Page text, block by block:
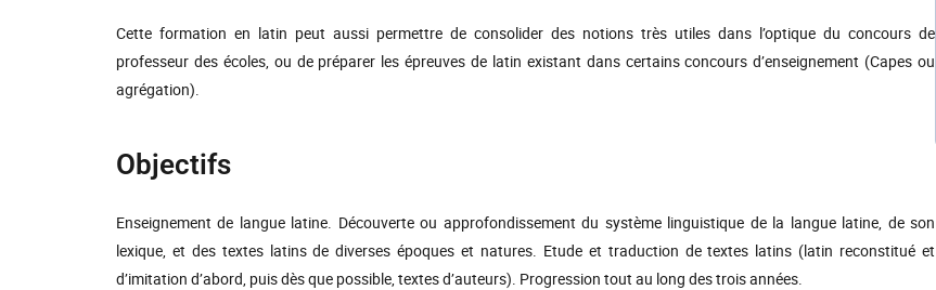
Cette formation en latin peut aussi permettre de consolider des notions très utiles dans l’optique du concours de
professeur des écoles, ou de préparer les épreuves de latin existant dans certains concours d’enseignement (Capes ou
agrégation).
Objectifs
Enseignement de langue latine. Découverte ou approfondissement du système linguistique de la langue latine, de son
lexique, et des textes latins de diverses époques et natures. Etude et traduction de textes latins (latin reconstitué et
d’imitation d’abord, puis dès que possible, textes d’auteurs). Progression tout au long des trois années.